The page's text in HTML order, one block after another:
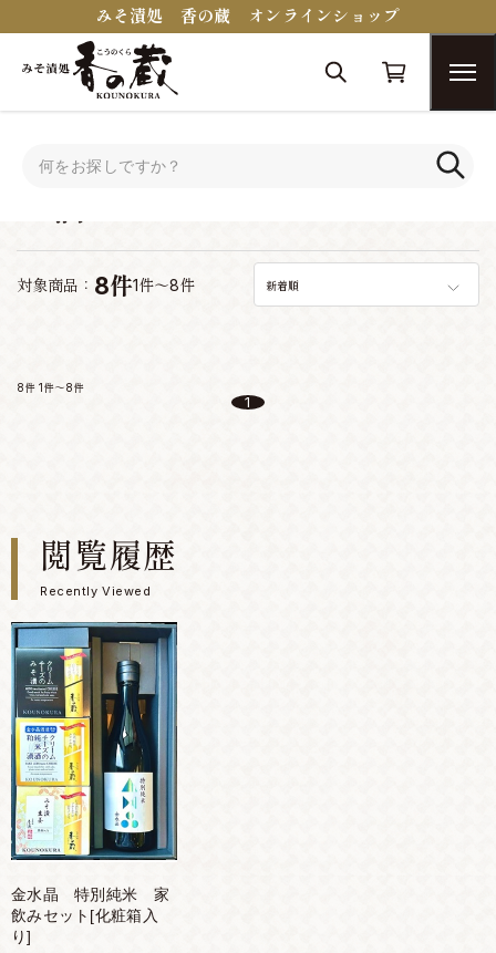
みそ漬処 香の蔵 オンラインショップ
対象商品： 8件1件～8件 新着順
8件 1件～8件
1
閲覧履歴
Recently Viewed
金水晶 特別純米 家
飲みセット[化粧箱入
り]